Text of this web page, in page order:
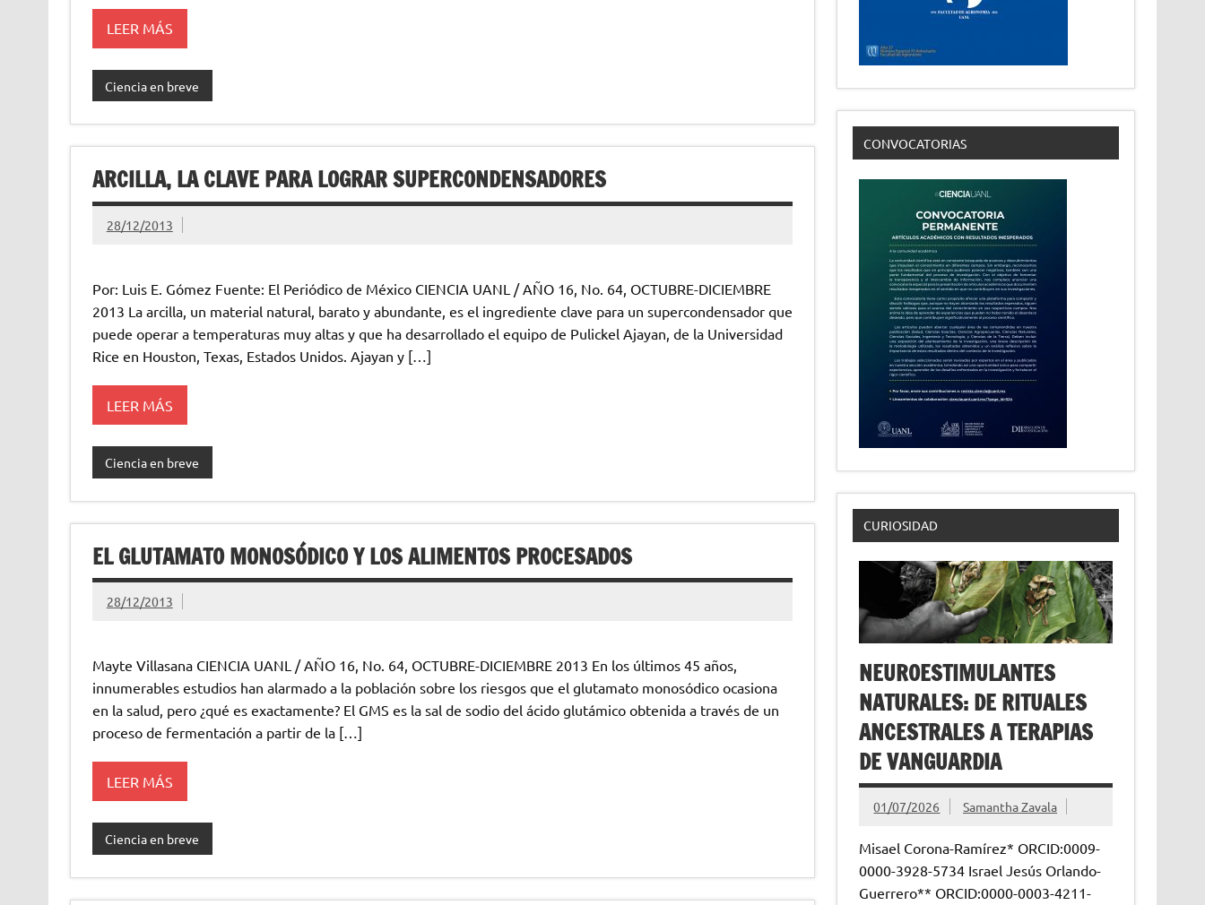
LEER MÁS
Ciencia en breve
ARCILLA, LA CLAVE PARA LOGRAR SUPERCONDENSADORES
28/12/2013
Por: Luis E. Gómez Fuente: El Periódico de México CIENCIA UANL / AÑO 16, No. 64, OCTUBRE-DICIEMBRE
2013 La arcilla, un material natural, barato y abundante, es el ingrediente clave para un supercondensador que
puede operar a temperaturas muy altas y que ha desarrollado el equipo de Pulickel Ajayan, de la Universidad
Rice en Houston, Texas, Estados Unidos. Ajayan y […]
LEER MÁS
Ciencia en breve
EL GLUTAMATO MONOSÓDICO Y LOS ALIMENTOS PROCESADOS
28/12/2013
Mayte Villasana CIENCIA UANL / AÑO 16, No. 64, OCTUBRE-DICIEMBRE 2013 En los últimos 45 años,
innumerables estudios han alarmado a la población sobre los riesgos que el glutamato monosódico ocasiona
en la salud, pero ¿qué es exactamente? El GMS es la sal de sodio del ácido glutámico obtenida a través de un
proceso de fermentación a partir de la […]
LEER MÁS
Ciencia en breve
CONVOCATORIAS
CURIOSIDAD
NEUROESTIMULANTES
NATURALES: DE RITUALES
ANCESTRALES A TERAPIAS
DE VANGUARDIA
01/07/2026 Samantha Zavala
Misael Corona-Ramírez* ORCID:0009-
0000-3928-5734 Israel Jesús Orlando-
Guerrero** ORCID:0000-0003-4211-